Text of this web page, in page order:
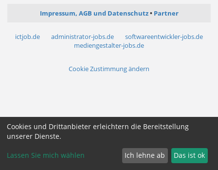
Impressum, AGB und Datenschutz Partner
ictjob.de administrator-jobs.de
softwareentwickler-jobs.de
mediengestalter-jobs.de
Cookie Zustimmung ändern
Cookies und Drittanbieter erleichtern die Bereitstellung
unserer Dienste.
Lassen Sie mich wählen Ich lehne ab Das ist ok